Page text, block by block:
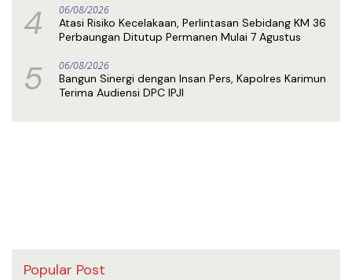
4 06/08/2026
Atasi Risiko Kecelakaan, Perlintasan Sebidang KM 36
Perbaungan Ditutup Permanen Mulai 7 Agustus
5 06/08/2026
Bangun Sinergi dengan Insan Pers, Kapolres Karimun
Terima Audiensi DPC IPJI
Popular Post